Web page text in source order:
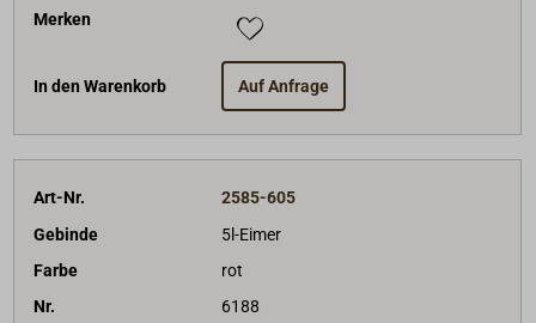
Merken
In den Warenkorb Auf Anfrage
Art-Nr.
2585-605
Gebinde
5l-Eimer
Farbe
rot
Nr.
6188